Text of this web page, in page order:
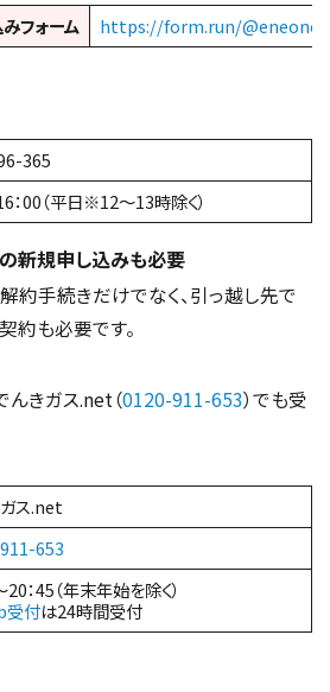
フォーム https://form.run/@eneone-
365
：00（平日※12〜13時除く）
新規申し込みも必要
約手続きだけでなく、引っ越し先で
約も必要です。
んきガス.net（0120-911-653）でも受
ス.net
653
20：45（年末年始を除く）
受付は24時間受付